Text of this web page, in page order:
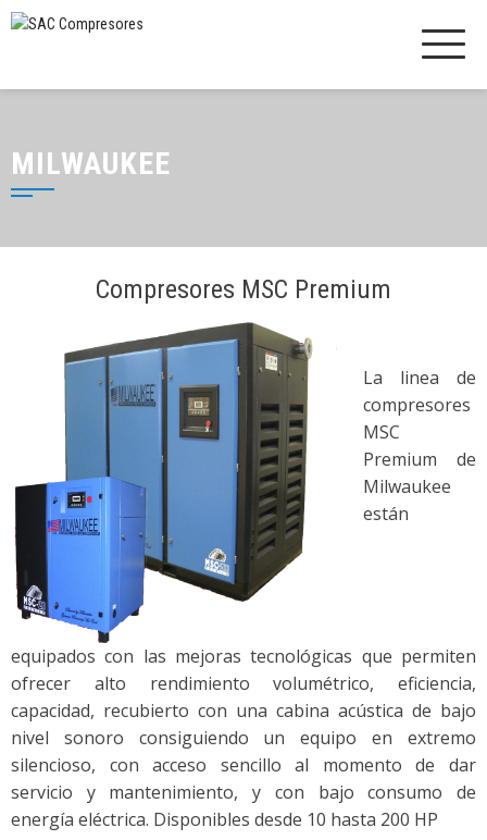
MILWAUKEE
Compresores MSC Premium
La linea de
compresores
MSC
Premium de
Milwaukee
están
equipados con las mejoras tecnológicas que permiten
ofrecer alto rendimiento volumétrico, eficiencia,
capacidad, recubierto con una cabina acústica de bajo
nivel sonoro consiguiendo un equipo en extremo
silencioso, con acceso sencillo al momento de dar
servicio y mantenimiento, y con bajo consumo de
energía eléctrica. Disponibles desde 10 hasta 200 HP